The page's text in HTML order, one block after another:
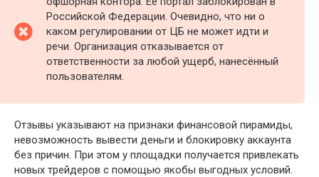
Российской Федерации. Очевидно, что ни о
каком регулировании от ЦБ не может идти и
речи. Организация отказывается от
ответственности за любой ущерб, нанесённый
пользователям.
Отзывы указывают на признаки финансовой пирамиды,
невозможность вывести деньги и блокировку аккаунта
без причин. При этом у площадки получается привлекать
новых трейдеров с помощью якобы выгодных условий.